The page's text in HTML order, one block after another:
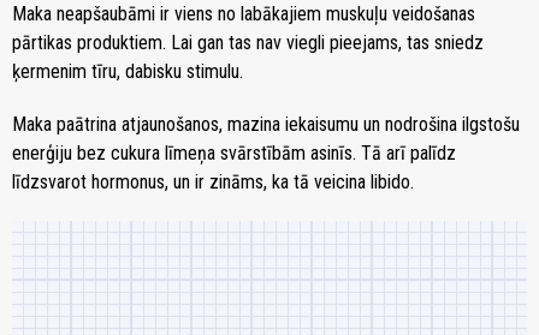
Maka neapšaubāmi ir viens no labākajiem muskuļu veidošanas
pārtikas produktiem. Lai gan tas nav viegli pieejams, tas sniedz
ķermenim tīru, dabisku stimulu.
Maka paātrina atjaunošanos, mazina iekaisumu un nodrošina ilgstošu
enerģiju bez cukura līmeņa svārstībām asinīs. Tā arī palīdz
līdzsvarot hormonus, un ir zināms, ka tā veicina libido.